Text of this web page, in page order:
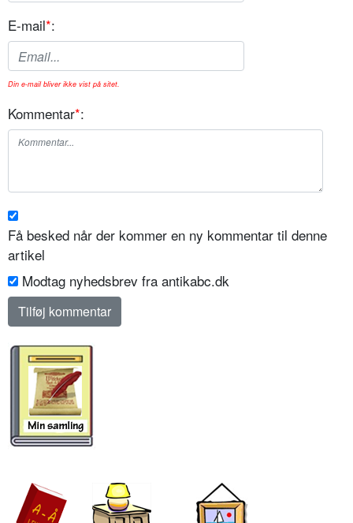
E-mail*:
Din e-mail bliver ikke vist på sitet.
Kommentar*:
Få besked når der kommer en ny kommentar til denne
artikel
Modtag nyhedsbrev fra antikabc.dk